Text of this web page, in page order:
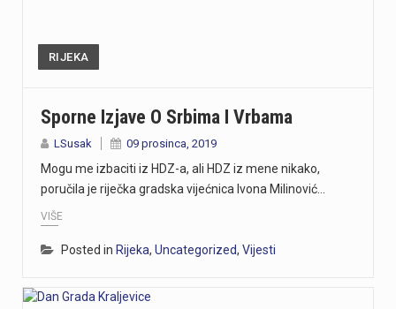
RIJEKA
Sporne Izjave O Srbima I Vrbama
LSusak 09 prosinca, 2019
Mogu me izbaciti iz HDZ-a, ali HDZ iz mene nikako,
poručila je riječka gradska vijećnica Ivona Milinović…
VIŠE
Posted in Rijeka, Uncategorized, Vijesti